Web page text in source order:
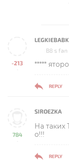
-213
-
B8 s fan
*****
REPLY
784
-
SIROEZKA
На таких
о!!!
REPLY